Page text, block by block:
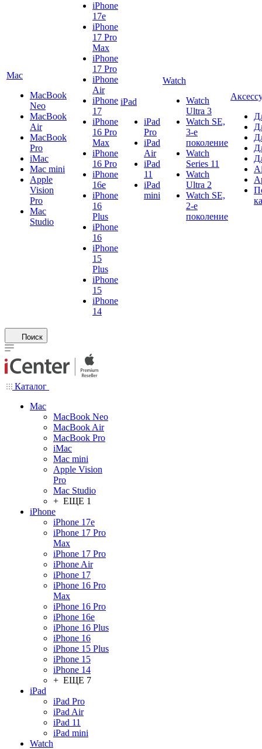
Mac
MacBook
Neo
MacBook
Air
MacBook
Pro
iMac
Mac mini
Apple
Vision
Pro
Mac
Studio
iPhone
17e
iPhone
17 Pro
Max
iPhone
17 Pro
iPhone
Air
iPhone
17
iPhone
16 Pro
Max
iPhone
16 Pro
iPhone
16e
iPhone
16
Plus
iPhone
16
iPhone
15
Plus
iPhone
15
iPhone
14
iPad
iPad
Pro
iPad
Air
iPad
11
iPad
mini
Watch
Watch
Ultra 3
Watch SE,
3-е
поколение
Watch
Series 11
Watch
Ultra 2
Watch SE,
2-е
поколение
Поиск
Каталог
Mac
MacBook Neo
MacBook Air
MacBook Pro
iMac
Mac mini
Apple Vision
Pro
Mac Studio
+ ЕЩЕ 1
iPhone
iPhone 17e
iPhone 17 Pro
Max
iPhone 17 Pro
iPhone Air
iPhone 17
iPhone 16 Pro
Max
iPhone 16 Pro
iPhone 16e
iPhone 16 Plus
iPhone 16
iPhone 15 Plus
iPhone 15
iPhone 14
+ ЕЩЕ 7
iPad
iPad Pro
iPad Air
iPad 11
iPad mini
Watch